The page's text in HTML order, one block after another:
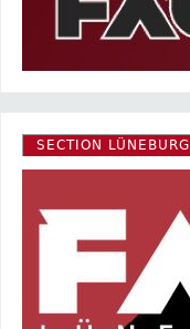
SECTION LÜNEBURG